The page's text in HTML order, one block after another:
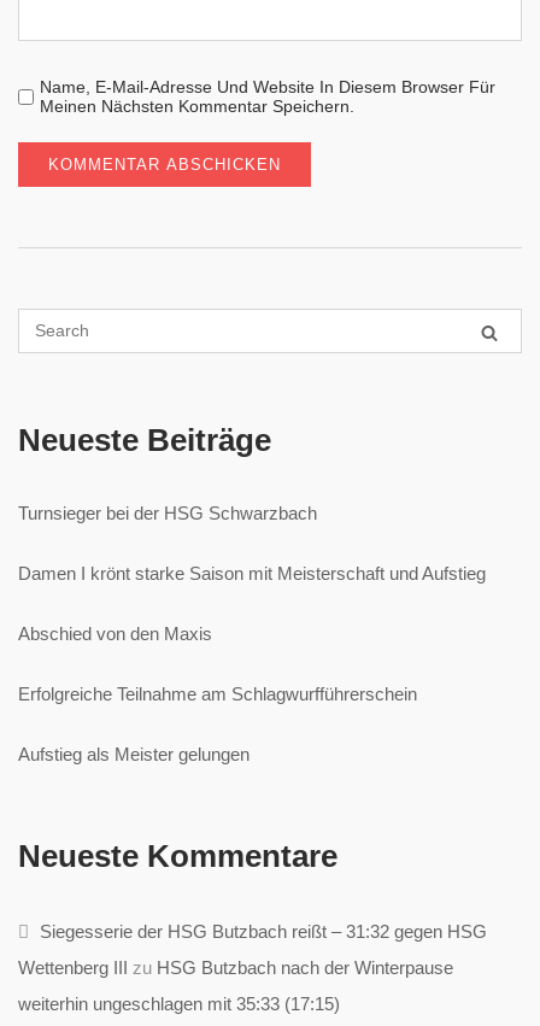
Name, E-Mail-Adresse Und Website In Diesem Browser Für
Meinen Nächsten Kommentar Speichern.
Neueste Beiträge
Turnsieger bei der HSG Schwarzbach
Damen I krönt starke Saison mit Meisterschaft und Aufstieg
Abschied von den Maxis
Erfolgreiche Teilnahme am Schlagwurfführerschein
Aufstieg als Meister gelungen
Neueste Kommentare
Siegesserie der HSG Butzbach reißt – 31:32 gegen HSG
Wettenberg III zu HSG Butzbach nach der Winterpause
weiterhin ungeschlagen mit 35:33 (17:15)